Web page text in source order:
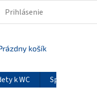
REKLAMÁCIE
Prihlásenie
košík
k WC
Sprchové